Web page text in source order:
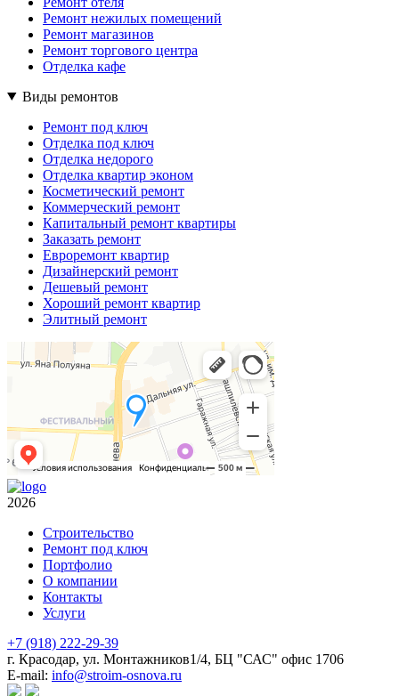
Ремонт нежилых помещений
Ремонт магазинов
Ремонт торгового центра
Отделка кафе
Виды ремонтов
Ремонт под ключ
Отделка под ключ
Отделка недорого
Отделка квартир эконом
Косметический ремонт
Коммерческий ремонт
Капитальный ремонт квартиры
Заказать ремонт
Евроремонт квартир
Дизайнерский ремонт
Дешевый ремонт
Хороший ремонт квартир
Элитный ремонт
2026
Строительство
Ремонт под ключ
Портфолио
О компании
Контакты
Услуги
+7 (918) 222-29-39
г. Красодар, ул. Монтажников1/4, БЦ "САС" офис 1706
E-mail: info@stroim-osnova.ru